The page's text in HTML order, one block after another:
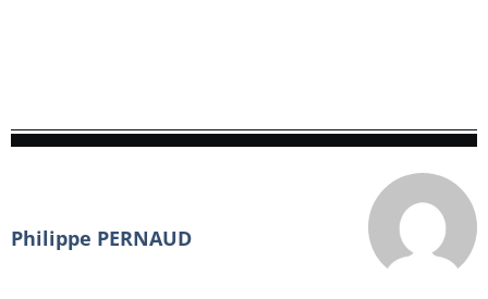
Philippe PERNAUD